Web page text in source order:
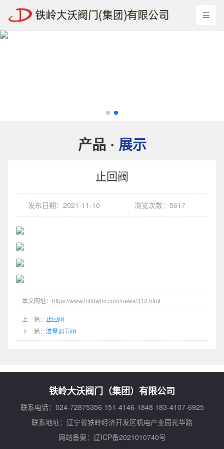
产品 · 展示
止回阀
发布日期：2021-11-10 浏览次数：5617
本文网址：https://www.lntldwfm.com/news/312.html
上一篇： 止回阀
下一篇： 流量调节阀
铁岭大沃阀门（集团）有限公司
联系电话：024-72875356 151-4146-1848 183-4107-6925
联系地址：辽宁省铁岭经济开发区机电产业园光华路
网站备案： 辽ICP备2021010740号